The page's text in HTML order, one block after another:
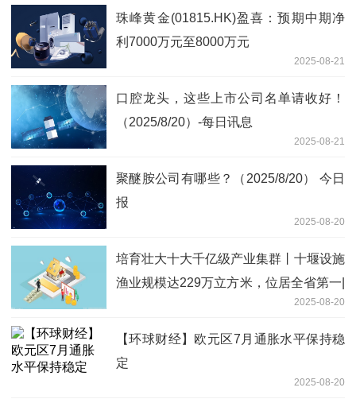
珠峰黄金(01815.HK)盈喜：预期中期净
利7000万元至8000万元
2025-08-21
口腔龙头，这些上市公司名单请收好！
（2025/8/20）-每日讯息
2025-08-21
聚醚胺公司有哪些？（2025/8/20） 今日
报
2025-08-20
培育壮大十大千亿级产业集群丨十堰设施
渔业规模达229万立方米，位居全省第一|
2025-08-20
【环球财经】欧元区7月通胀水平保持稳
定
2025-08-20